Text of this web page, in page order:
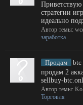
стратегии
идеально
Автор темы:
заработка
Продам
btc
продам 2
sellbuy-
Автор темы:
Торговля